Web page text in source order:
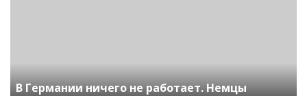
В Германии ничего не работает. Немцы